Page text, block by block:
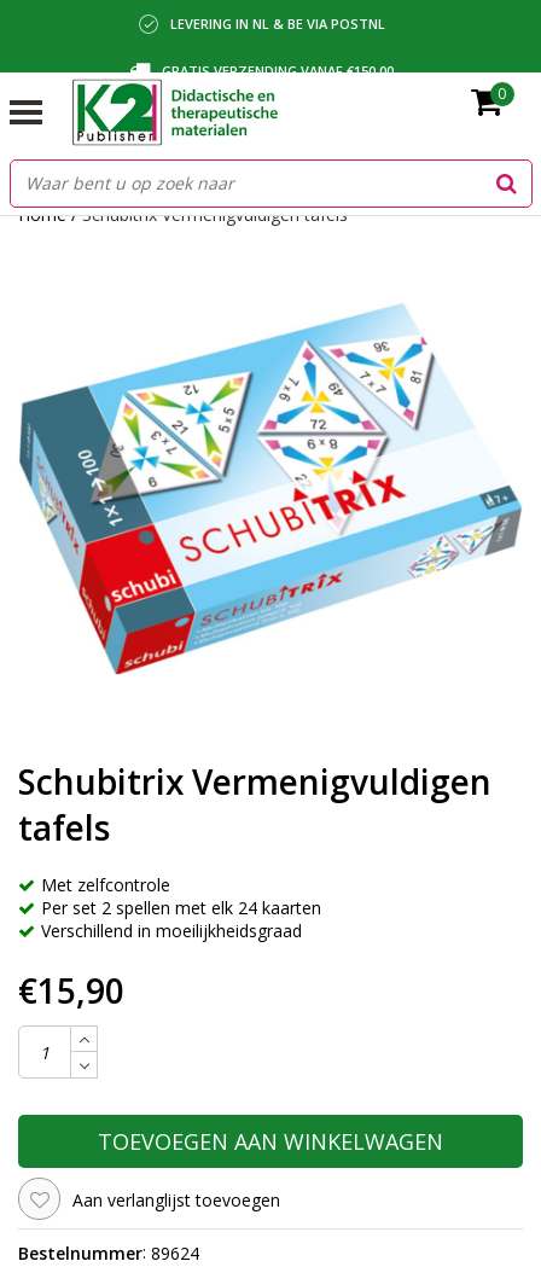
LEVERING IN NL & BE VIA POSTNL
GRATIS VERZENDING VANAF €150,00
BETALING VIA IDEAL, BANCONTACT OF FACTUUR
0
Home/Schubitrix Vermenigvuldigen tafels
Schubitrix Vermenigvuldigen
tafels
Met zelfcontrole
Per set 2 spellen met elk 24 kaarten
Verschillend in moeilijkheidsgraad
€15,90
TOEVOEGEN AAN WINKELWAGEN
Aan verlanglijst toevoegen
Bestelnummer: 89624